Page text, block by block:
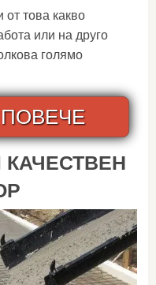
това какво
или на друго
голямо